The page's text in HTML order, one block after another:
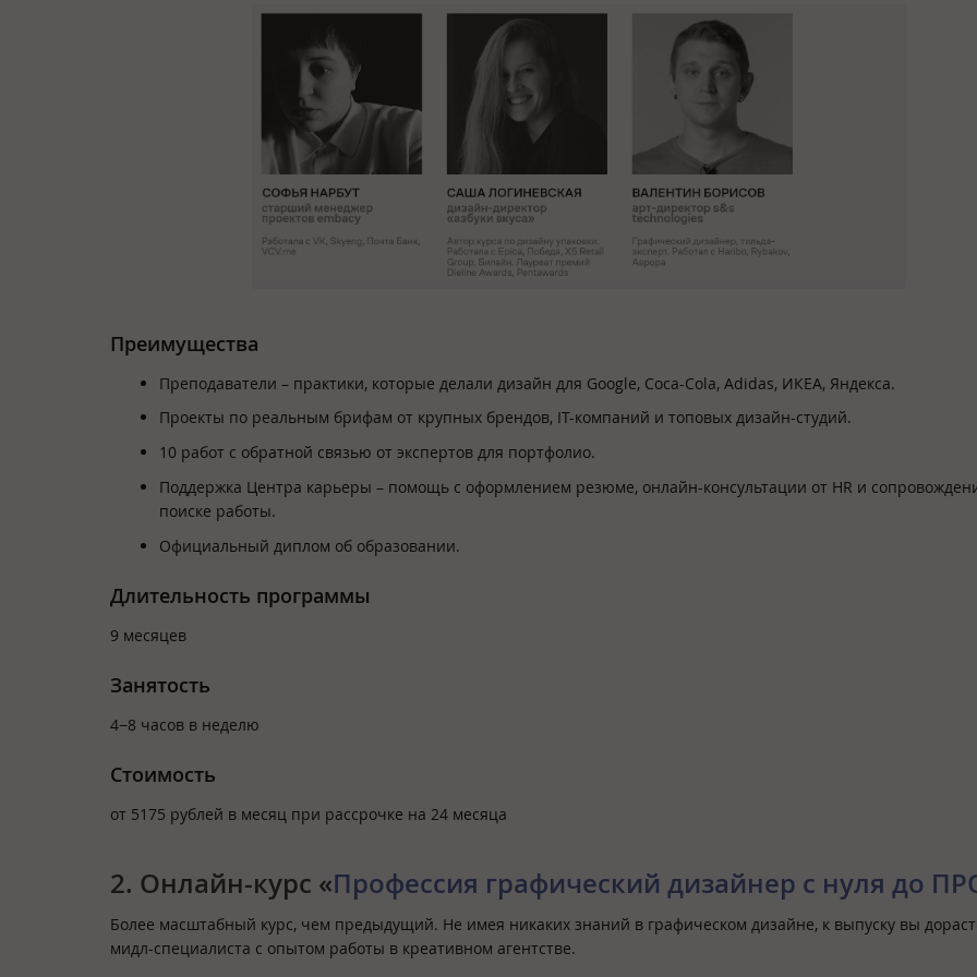
Преимущества
Преподаватели – практики, которые делали дизайн для Google, Coca-Cola, Adidas, ИКЕА, Яндекса.
Проекты по реальным брифам от крупных брендов, IT-компаний и топовых дизайн-студий.
10 работ с обратной связью от экспертов для портфолио.
Поддержка Центра карьеры – помощь с оформлением резюме, онлайн-консультации от HR и
поиске работы.
Официальный диплом об образовании.
Длительность программы
9 месяцев
Занятость
4−8 часов в неделю
Стоимость
от 5175 рублей в месяц при рассрочке на 24 месяца
2. Онлайн-курс «Профессия графический дизайнер с нуля до
Более масштабный курс, чем предыдущий. Не имея никаких знаний в графическом дизайне, к выпуску вы
мидл-специалиста с опытом работы в креативном агентстве.